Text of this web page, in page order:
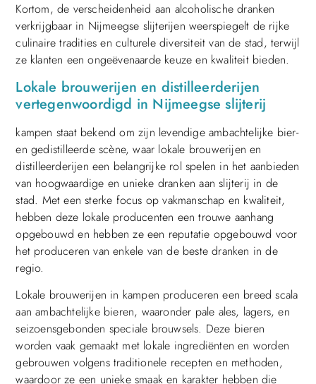
Kortom, de verscheidenheid aan alcoholische dranken
verkrijgbaar in Nijmeegse slijterijen weerspiegelt de rijke
culinaire tradities en culturele diversiteit van de stad, terwijl
ze klanten een ongeëvenaarde keuze en kwaliteit bieden.
Lokale brouwerijen en distilleerderijen
vertegenwoordigd in Nijmeegse slijterij
kampen staat bekend om zijn levendige ambachtelijke bier-
en gedistilleerde scène, waar lokale brouwerijen en
distilleerderijen een belangrijke rol spelen in het aanbieden
van hoogwaardige en unieke dranken aan slijterij in de
stad. Met een sterke focus op vakmanschap en kwaliteit,
hebben deze lokale producenten een trouwe aanhang
opgebouwd en hebben ze een reputatie opgebouwd voor
het produceren van enkele van de beste dranken in de
regio.
Lokale brouwerijen in kampen produceren een breed scala
aan ambachtelijke bieren, waaronder pale ales, lagers, en
seizoensgebonden speciale brouwsels. Deze bieren
worden vaak gemaakt met lokale ingrediënten en worden
gebrouwen volgens traditionele recepten en methoden,
waardoor ze een unieke smaak en karakter hebben die